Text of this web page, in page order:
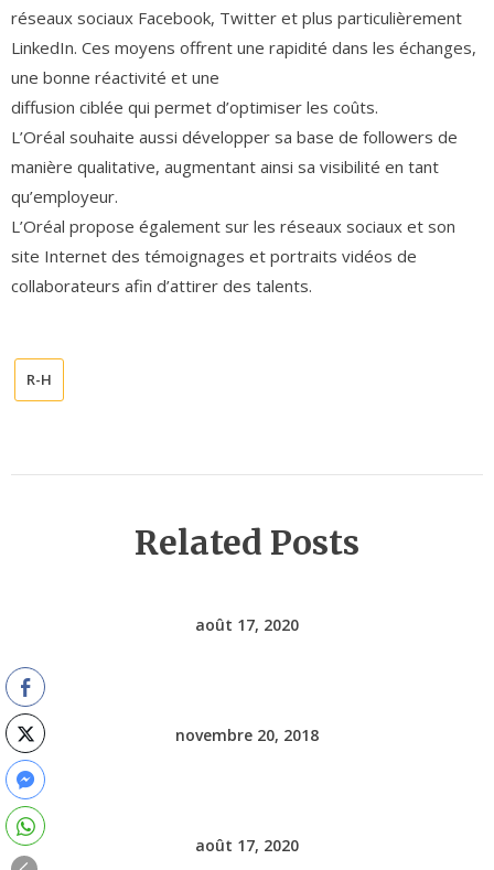
réseaux sociaux Facebook, Twitter et plus particulièrement
LinkedIn. Ces moyens offrent une rapidité dans les échanges,
une bonne réactivité et une
diffusion ciblée qui permet d’optimiser les coûts.
L’Oréal souhaite aussi développer sa base de followers de
manière qualitative, augmentant ainsi sa visibilité en tant
qu’employeur.
L’Oréal propose également sur les réseaux sociaux et son
site Internet des témoignages et portraits vidéos de
collaborateurs afin d’attirer des talents.
R-H
Related Posts
août 17, 2020
novembre 20, 2018
août 17, 2020